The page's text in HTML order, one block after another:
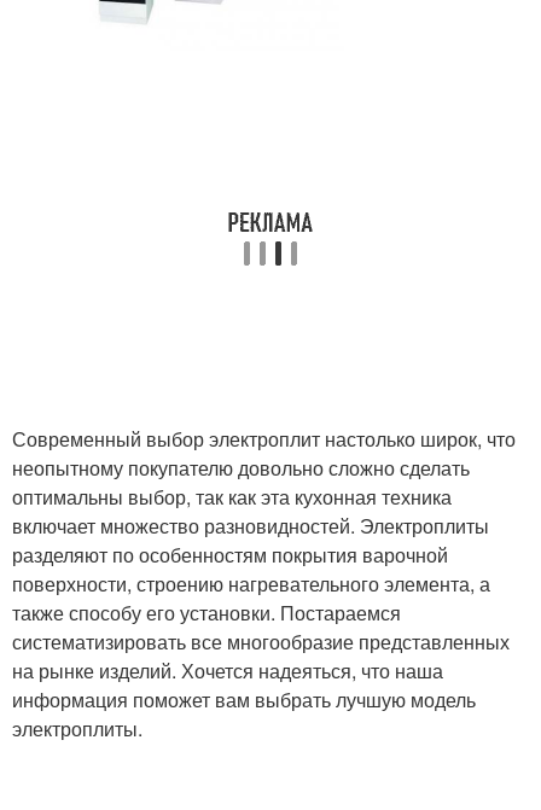
Покрытие на
Современный выбор электроплит настолько широк, что
неопытному покупателю довольно сложно сделать
оптимальны выбор, так как эта кухонная техника
включает множество разновидностей. Электроплиты
разделяют по особенностям покрытия варочной
поверхности, строению нагревательного элемента, а
также способу его установки. Постараемся
систематизировать все многообразие представленных
на рынке изделий. Хочется надеяться, что наша
информация поможет вам выбрать лучшую модель
электроплиты.